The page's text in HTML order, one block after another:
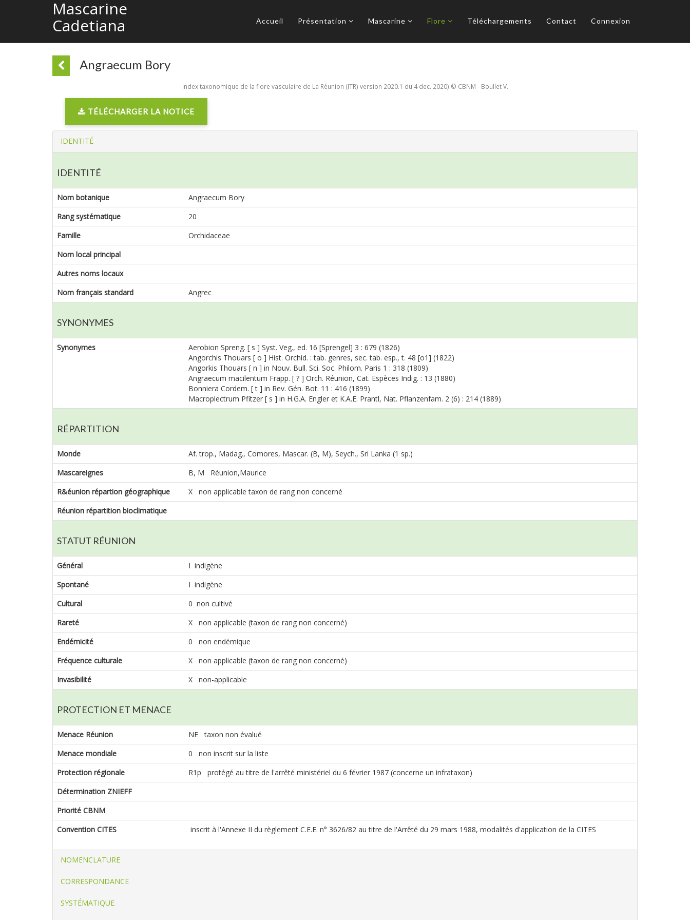
Mascarine
Cadetiana
Accueil Présentation Mascarine Flore Téléchargements Contact Connexion
Angraecum Bory
Index taxonomique de la flore vasculaire de La Réunion (ITR) version 2020.1 du 4 dec. 2020) © CBNM - Boullet V.
TÉLÉCHARGER LA NOTICE
IDENTITÉ
IDENTITÉ
Nom botanique
Angraecum Bory
Rang systématique
20
Famille
Orchidaceae
Nom local principal
Autres noms locaux
Nom français standard
Angrec
SYNONYMES
Synonymes
Aerobion Spreng. [ s ] Syst. Veg., ed. 16 [Sprengel] 3 : 679 (1826)
Angorchis Thouars [ o ] Hist. Orchid. : tab. genres, sec. tab. esp., t. 48 [o1] (1822)
Angorkis Thouars [ n ] in Nouv. Bull. Sci. Soc. Philom. Paris 1 : 318 (1809)
Angraecum macilentum Frapp. [ ? ] Orch. Réunion, Cat. Espèces Indig. : 13 (1880)
Bonniera Cordem. [ t ] in Rev. Gén. Bot. 11 : 416 (1899)
Macroplectrum Pfitzer [ s ] in H.G.A. Engler et K.A.E. Prantl, Nat. Pflanzenfam. 2 (6) : 214 (1889)
RÉPARTITION
Monde
Af. trop., Madag., Comores, Mascar. (B, M), Seych., Sri Lanka (1 sp.)
Mascareignes
B, M Réunion,Maurice
R&éunion répartion géographique
X non applicable taxon de rang non concerné
Réunion répartition bioclimatique
STATUT RÉUNION
Général
I indigène
Spontané
I indigène
Cultural
0 non cultivé
Rareté
X non applicable (taxon de rang non concerné)
Endémicité
0 non endémique
Fréquence culturale
X non applicable (taxon de rang non concerné)
Invasibilité
X non-applicable
PROTECTION ET MENACE
Menace Réunion
NE taxon non évalué
Menace mondiale
0 non inscrit sur la liste
Protection régionale
R1p protégé au titre de l'arrêté ministériel du 6 février 1987 (concerne un infrataxon)
Détermination ZNIEFF
Priorité CBNM
Convention CITES
inscrit à l'Annexe II du règlement C.E.E. n° 3626/82 au titre de l'Arrêté du 29 mars 1988, modalités d'application de la CITES
NOMENCLATURE
CORRESPONDANCE
SYSTÉMATIQUE